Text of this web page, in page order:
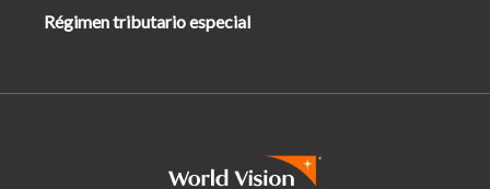
Régimen tributario especial